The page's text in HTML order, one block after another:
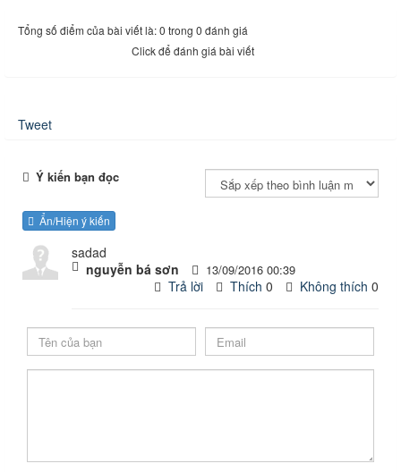
Tổng số điểm của bài viết là: 0 trong 0 đánh giá
Click để đánh giá bài viết
Tweet
Ý kiến bạn đọc
Ẩn/Hiện ý kiến
sadad
nguyễn bá sơn
Trả lời
Thích 0 Không thích 0
13/09/2016 00:39